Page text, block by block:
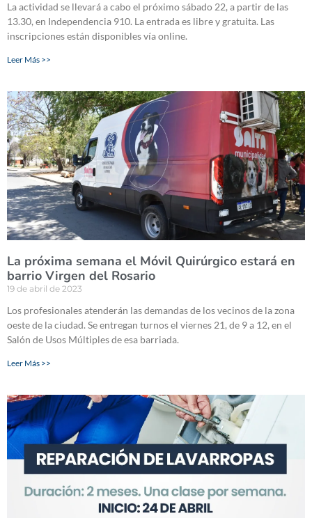
La actividad se llevará a cabo el próximo sábado 22, a partir de las
13.30, en Independencia 910. La entrada es libre y gratuita. Las
inscripciones están disponibles vía online.
Leer Más >>
La próxima semana el Móvil Quirúrgico estará en
barrio Virgen del Rosario
19 de abril de 2023
Los profesionales atenderán las demandas de los vecinos de la zona
oeste de la ciudad. Se entregan turnos el viernes 21, de 9 a 12, en el
Salón de Usos Múltiples de esa barriada.
Leer Más >>